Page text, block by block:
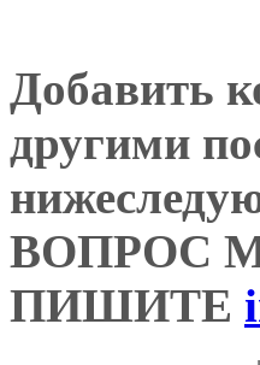
Добавить
другими
ВОПРОС
ПИШИТЕ